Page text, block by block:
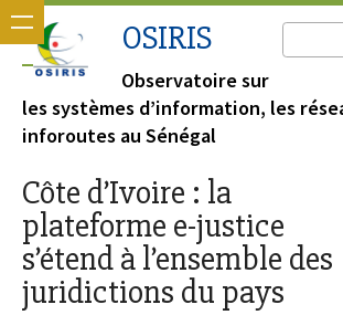
OSIRIS
Observatoire sur
les systèmes d’information, les
inforoutes au Sénégal
Côte d’Ivoire : la
plateforme e-justice
s’étend à l’ensemble des
juridictions du pays